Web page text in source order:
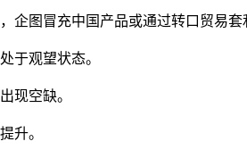
企图冒充中国产品或通过转口贸易套
于观望状态。
现空缺。
升。